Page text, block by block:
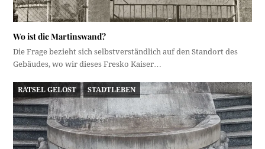
Wo ist die Martinswand?
Die Frage bezieht sich selbstverständlich auf den Standort des
Gebäudes, wo wir dieses Fresko Kaiser…
RÄTSEL GELÖST STADTLEBEN